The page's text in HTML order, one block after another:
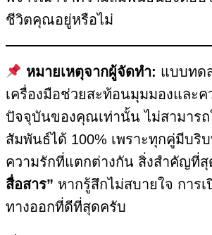
ชีวิตคุณอยู่หรือไม่
หมายเหตุจากผู้จัดทำ: แบบทด
เครื่องมือช่วยสะท้อนมุมมองและ
ปัจจุบันของคุณเท่านั้น ไม่สามาร
สัมพันธ์ได้ 100% เพราะทุกคู่มีบริ
ความรักที่แตกต่างกัน สิ่งสำคัญที่สุ
สื่อสาร” หากรู้สึกไม่สบายใจ การ
ทางออกที่ดีที่สุดครับ